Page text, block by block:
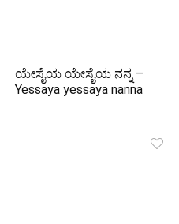
ಯೇಸೈಯ ಯೇಸೈಯ ನನ್ನ –
Yessaya yessaya nanna